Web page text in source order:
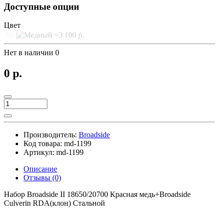
Доступные опции
Цвет
Нет в наличии 0
0 р.
Производитель: Broadside
Код товара: md-1199
Артикул: md-1199
Описание
Отзывы (0)
Набор Broadside II 18650/20700 Красная медь+Broadside
Culverin RDA(клон) Стальной